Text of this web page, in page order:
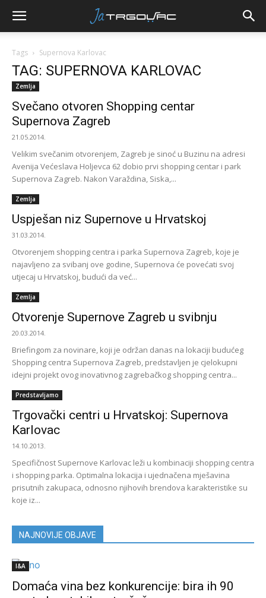
Tags Supernova Karlovac
TAG: SUPERNOVA KARLOVAC
Zemlja
Svečano otvoren Shopping centar
Supernova Zagreb
21.05.2014.
Velikim svečanim otvorenjem, Zagreb je sinoć u Buzinu na adresi
Avenija Većeslava Holjevca 62 dobio prvi shopping centar i park
Supernova Zagreb. Nakon Varaždina, Siska,...
Zemlja
Uspješan niz Supernove u Hrvatskoj
31.03.2014.
Otvorenjem shopping centra i parka Supernova Zagreb, koje je
najavljeno za svibanj ove godine, Supernova će povećati svoj
utjecaj u Hrvatskoj, budući da već...
Zemlja
Otvorenje Supernove Zagreb u svibnju
20.03.2014.
Briefingom za novinare, koji je održan danas na lokaciji budućeg
Shopping centra Supernova Zagreb, predstavljen je cjelokupni
idejni projekt ovog inovativnog zagrebačkog shopping centra...
Predstavljamo
Trgovački centri u Hrvatskoj: Supernova
Karlovac
14.10.2013.
Specifičnost Supernove Karlovac leži u kombinaciji shopping centra
i shopping parka. Optimalna lokacija i ujednačena mješavina
prisutnih zakupaca, odnosno njihovih brendova karakteristike su
koje iz...
NAJNOVIJE OBJAVE
I&A
Domaća vina bez konkurencije: bira ih 90